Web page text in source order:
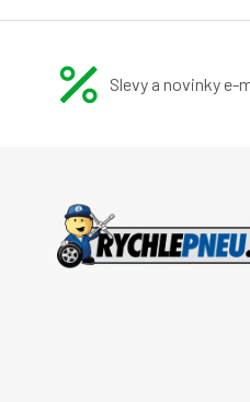
Slevy a novinky e-